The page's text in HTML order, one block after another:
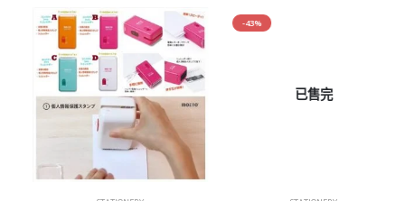
-43%
已售完